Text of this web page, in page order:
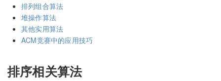
排列组合算法
堆操作算法
其他实用算法
ACM竞赛中的应用技巧
排序相关算法